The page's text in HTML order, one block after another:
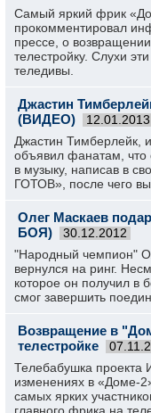
Самый яркий фрик
прокомментировал
прессе, о
телестройку. Слухи
теледивы.
Джастин
(ВИДЕО)
12.01.2013
Джастин Тимберлейк,
объявил фанатам, что
в музыку, написав в
ГОТОВ», после чего
Олег Маскаев
БОЯ)
30.12.2012
"Народный чемпион"
вернулся на ринг.
которое он получил
смог завершить
Возвращение в
телестройке
Телебабушка проекта
изменениях в «Доме-
самых ярких